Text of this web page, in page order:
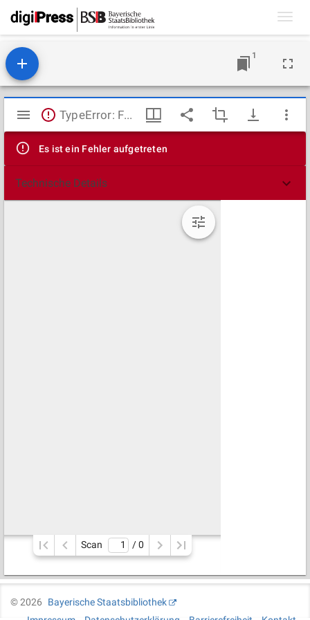
1
Mirador
Viewer
TypeError: Failed to fetch
Es ist ein Fehler aufgetreten
Technische Details
Scan / 0
©2026
Bayerische Staatsbibliothek